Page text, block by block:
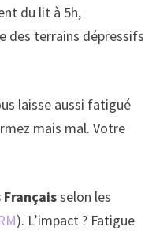
du lit à 5h,
des terrains dépressifs
laisse aussi fatigué
mais mal. Votre
Françaisselon les
). L’impact ? Fatigue